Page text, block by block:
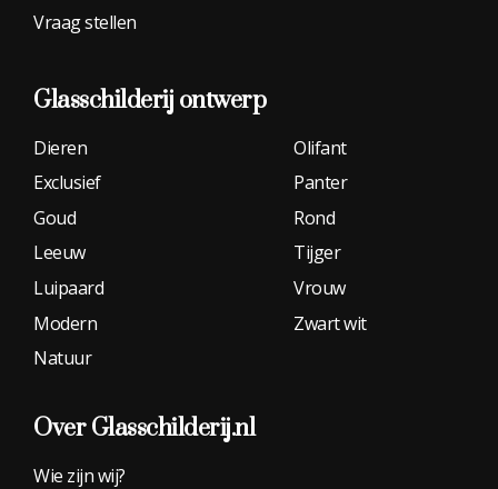
Vraag stellen
Glasschilderij ontwerp
Dieren
Exclusief
Goud
Leeuw
Luipaard
Modern
Natuur
Olifant
Panter
Rond
Tijger
Vrouw
Zwart wit
Over Glasschilderij.nl
Wie zijn wij?